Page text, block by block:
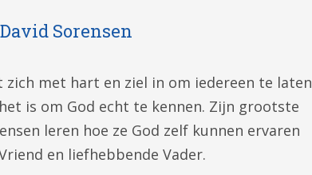
David Sorensen
zich met hart en ziel in om iedereen te laten
is om God echt te kennen. Zijn grootste
leren hoe ze God zelf kunnen ervaren
en liefhebbende Vader.